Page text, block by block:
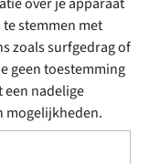
stemmen met
zoals surfgedrag of
geen toestemming
nadelige
mogelijkheden.